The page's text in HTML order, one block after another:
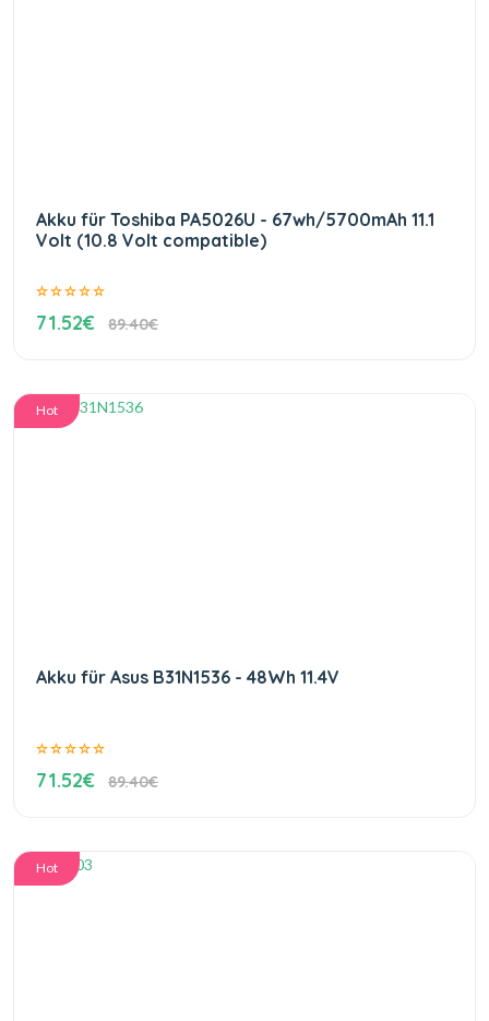
Akku für Toshiba PA5026U - 67wh/5700mAh 11.1
Volt (10.8 Volt compatible)
71.52€ 89.40€
Hot
Akku für Asus B31N1536 - 48Wh 11.4V
71.52€ 89.40€
Hot